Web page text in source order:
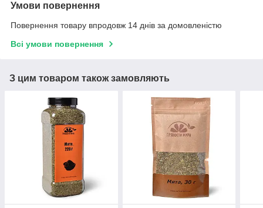
Умови повернення
Повернення товару впродовж 14 днів за домовленістю
Всі умови повернення
З цим товаром також замовляють